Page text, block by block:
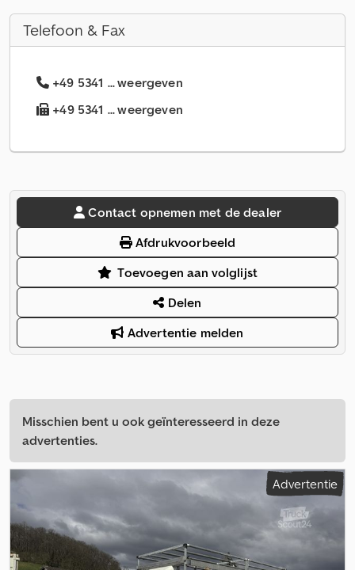
Telefoon & Fax
+49 5341 ... weergeven
+49 5341 ... weergeven
Contact opnemen met de dealer
Afdrukvoorbeeld
Toevoegen aan volglijst
Delen
Advertentie melden
Misschien bent u ook geïnteresseerd in deze
advertenties.
Advertentie